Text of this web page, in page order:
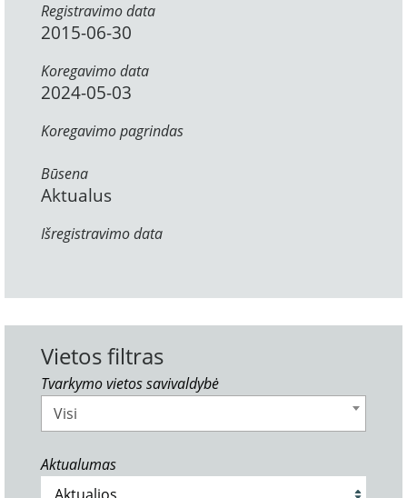
Registravimo data
2015-06-30
Koregavimo data
2024-05-03
Koregavimo pagrindas
Būsena
Aktualus
Išregistravimo data
Vietos filtras
Tvarkymo vietos savivaldybė
Visi
Aktualumas